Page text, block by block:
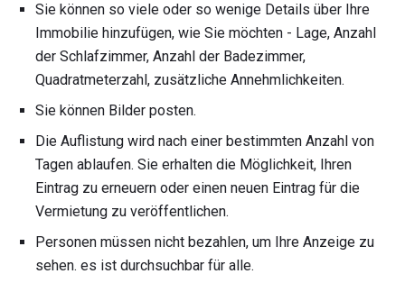
Sie können so viele oder so wenige Details über Ihre
Immobilie hinzufügen, wie Sie möchten - Lage, Anzahl
der Schlafzimmer, Anzahl der Badezimmer,
Quadratmeterzahl, zusätzliche Annehmlichkeiten.
Sie können Bilder posten.
Die Auflistung wird nach einer bestimmten Anzahl von
Tagen ablaufen. Sie erhalten die Möglichkeit, Ihren
Eintrag zu erneuern oder einen neuen Eintrag für die
Vermietung zu veröffentlichen.
Personen müssen nicht bezahlen, um Ihre Anzeige zu
sehen. es ist durchsuchbar für alle.